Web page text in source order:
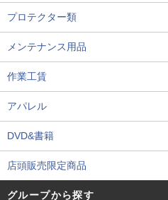
プロテクター類
メンテナンス用品
作業工賃
アパレル
DVD&書籍
店頭販売限定商品
グループから探す